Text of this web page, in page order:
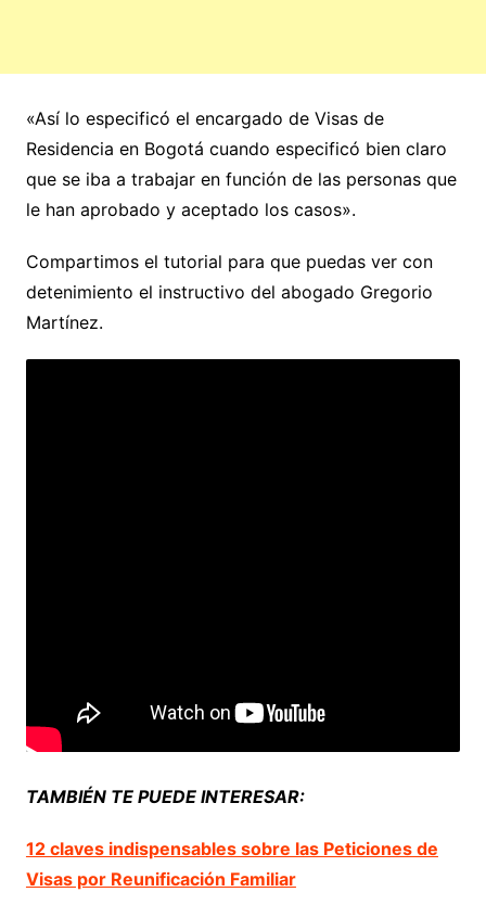
«Así lo especificó el encargado de Visas de
Residencia en Bogotá cuando especificó bien claro
que se iba a trabajar en función de las personas que
le han aprobado y aceptado los casos».
Compartimos el tutorial para que puedas ver con
detenimiento el instructivo del abogado Gregorio
Martínez.
TAMBIÉN TE PUEDE INTERESAR:
12 claves indispensables sobre las Peticiones de
Visas por Reunificación Familiar